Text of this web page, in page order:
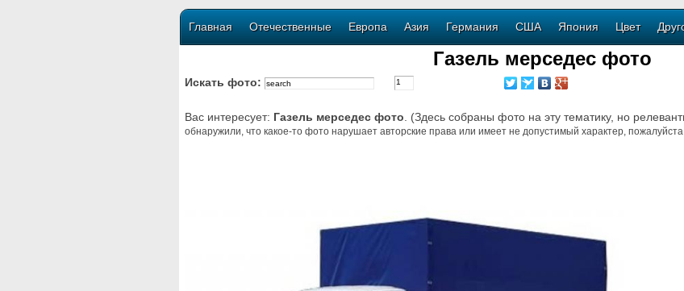
Главная Отечественные Европа Азия Германия США Япония Цвет
Газель мерседес фото
Искать фото:
Вас интересует: Газель мерседес фото . (Здесь собраны фото на эту тематику, но
обнаружили, что какое-то фото нарушает авторские права или имеет не допустимый характер,